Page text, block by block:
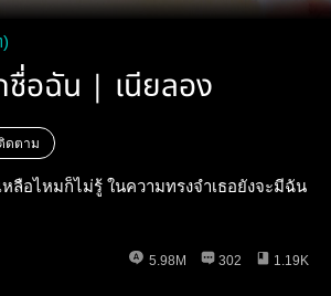
ชื่อฉัน | เนียลอง
ดตาม
หลือไหมก็ไม่รู้ ในความทรงจำเธอยังจะมีฉัน
5.98M 302 1.19K